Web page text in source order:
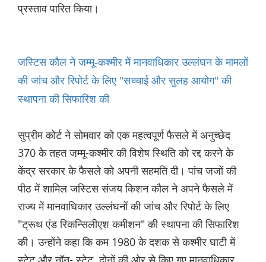
प्रस्ताव पारित किया।
जस्टिस कौल ने जम्मू-कश्मीर में मानवाधिकार उल्लंघन के मामलों
की जांच और रिपोर्ट के लिए "सच्चाई और सुलह आयोग" की
स्थापना की सिफारिश की
सुप्रीम कोर्ट ने सोमवार को एक महत्वपूर्ण फैसले में अनुच्छेद
370 के तहत जम्मू-कश्मीर की विशेष स्थिति को रद्द करने के
केंद्र सरकार के फैसले को अपनी सहम‌ति दी। पांच जजों की
पीठ में शामिल जस्टिस संजय किशन कौल ने अपने फैसले में
राज्य में मानवाधिकार उल्लंघनों की जांच और रिपोर्ट के लिए
"ट्रूथ एंड रिकन्सि‌लीएश कमीशन" की स्थापना की सिफारिश
की। उन्होंने कहा कि कम 1980 के दशक से कश्मीर घाटी में